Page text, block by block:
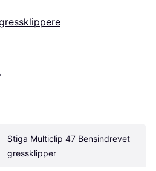
Stiga Multiclip 47 Bensindrevet
gressklipper